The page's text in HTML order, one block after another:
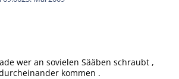
wer an sovielen Sääben schraubt ,
kommen .